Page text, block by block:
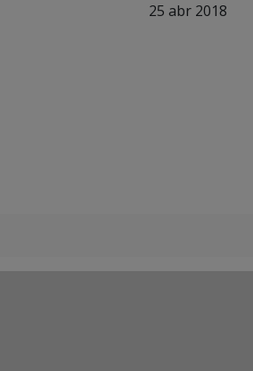
25 abr 2018